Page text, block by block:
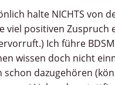
halte NICHTS von
viel positiven Zuspruch
Ich führe
wissen doch nicht
schon dazugehören